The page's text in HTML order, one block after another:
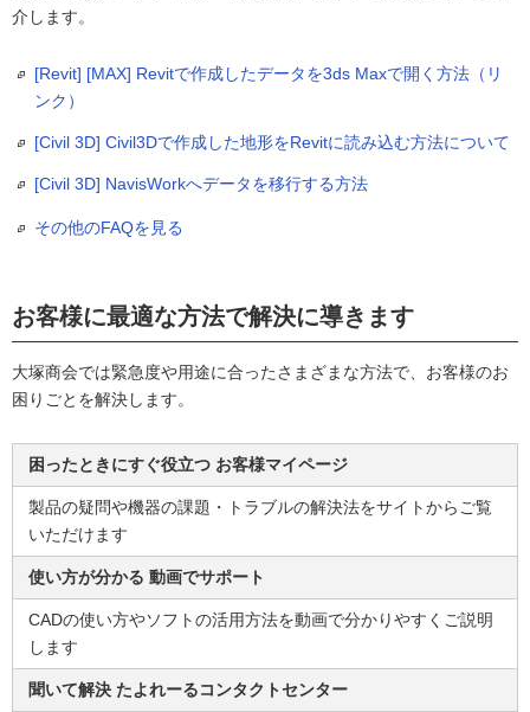
介します。
[Revit] [MAX] Revitで作成したデータを3ds Maxで開く方法（リ
ンク）
[Civil 3D] Civil3Dで作成した地形をRevitに読み込む方法について
[Civil 3D] NavisWorkへデータを移行する方法
その他のFAQを見る
お客様に最適な方法で解決に導きます
大塚商会では緊急度や用途に合ったさまざまな方法で、お客様のお
困りごとを解決します。
困ったときにすぐ役立つ お客様マイページ
製品の疑問や機器の課題・トラブルの解決法をサイトからご覧
いただけます
使い方が分かる 動画でサポート
CADの使い方やソフトの活用方法を動画で分かりやすくご説明
します
聞いて解決 たよれーるコンタクトセンター